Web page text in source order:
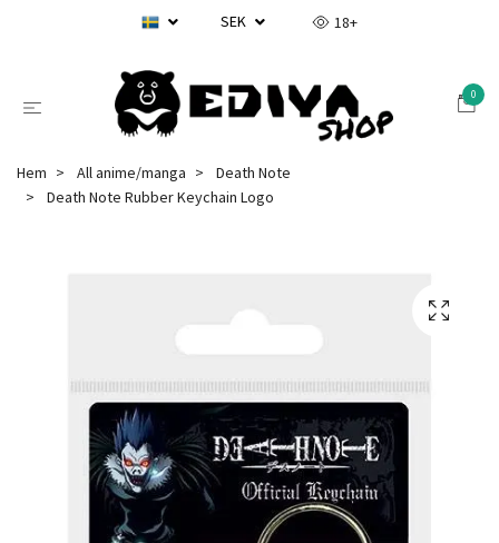
SEK 18+
0
Hem All anime/manga
Death Note
Death Note Rubber Keychain Logo